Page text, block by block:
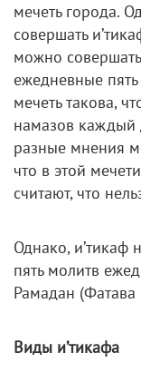
мечеть города.
совершать
можно
ежедневные
мечеть такова,
намазов каждый
разные мнения
что в этой
считают, что
Однако, и’тикаф
пять молитв
Рамадан (Фатава
Виды и’тикафа